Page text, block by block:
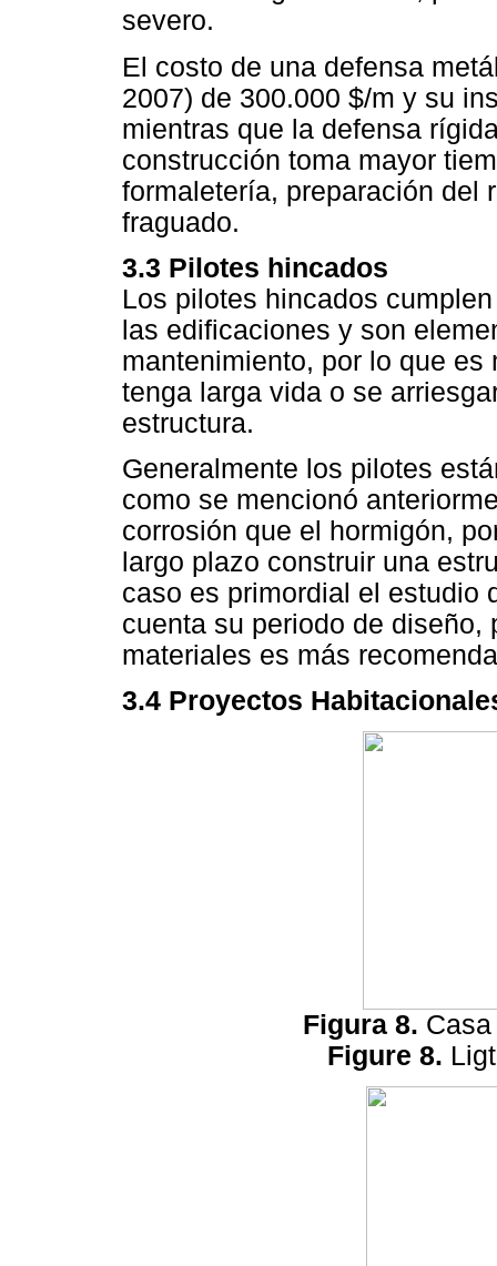
severo.
El costo de una defensa
2007) de 300.000 $/m y su
mientras que la defensa
construcción toma mayor
formaletería, preparación del
fraguado.
3.3 Pilotes hincados
Los pilotes hincados
las edificaciones y son
mantenimiento, por lo que
tenga larga vida o se
estructura.
Generalmente los pilotes
como se mencionó
corrosión que el hormigón,
largo plazo construir una
caso es primordial el estudio
cuenta su periodo de diseño,
materiales es más
3.4 Proyectos
Figura 8.
Figure 8.